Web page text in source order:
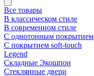
Все товары
В классическом стиле
В современном стиле
С однотонным покрытием
С покрытием soft-touch
Legend
Складные Экошпон
Стеклянные двери